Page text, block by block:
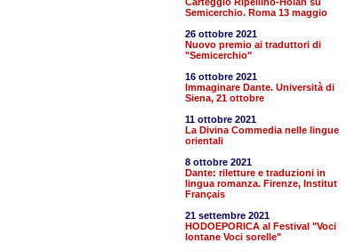
Semicerchio. Roma 13 maggio
26 ottobre 2021
Nuovo premio ai traduttori di
"Semicerchio"
16 ottobre 2021
Immaginare Dante. Università di
Siena, 21 ottobre
11 ottobre 2021
La Divina Commedia nelle lingue
orientali
8 ottobre 2021
Dante: riletture e traduzioni in
lingua romanza. Firenze, Institut
Français
21 settembre 2021
HODOEPORICA al Festival "Voci
lontane Voci sorelle"